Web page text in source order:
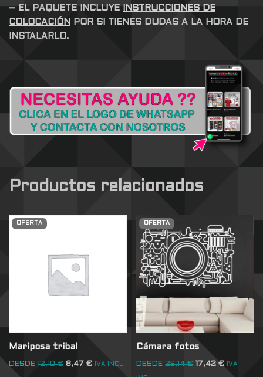
– EL PAQUETE INCLUYEINSTRUCCIONES DE
COLOCACIÓN
POR SI TIENES DUDAS A LA HORA DE
INSTALARLO.
Productos relacionados
OFERTA
Mariposa tribal
DESDE 12,10€ 8,47 € IVA INCL
OFERTA
Cámara fotos
DESDE 26,14€ 17,42€ IVA